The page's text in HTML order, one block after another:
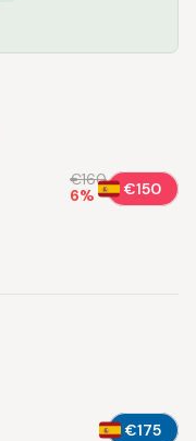
€160
6% €150
€175